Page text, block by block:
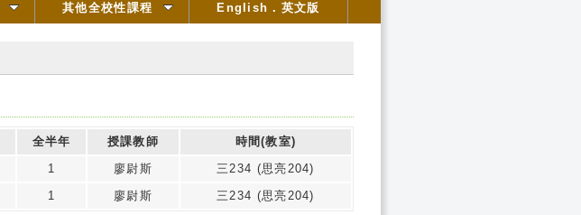
其他全校性課程 English．英文版
全半年 授課教師
時間(教室)
1 廖尉斯
三234 (思亮204)
1 廖尉斯 三234 (思亮204)